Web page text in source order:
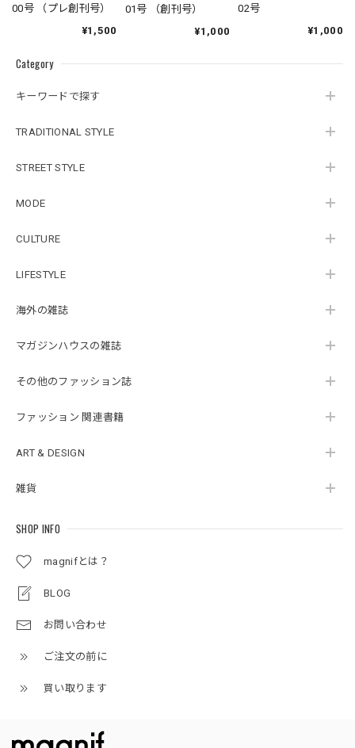
Category
キーワードで探す
TRADITIONAL STYLE
STREET STYLE
MODE
CULTURE
LIFESTYLE
海外の雑誌
マガジンハウスの雑誌
その他のファッション誌
ファッション 関連書籍
ART & DESIGN
雑貨
SHOP INFO
magnifとは？
BLOG
お問い合わせ
ご注文の前に
買い取ります
00号 （プレ創刊号）
¥1,500
01号 （創刊号）
¥1,000
02号
¥1,000